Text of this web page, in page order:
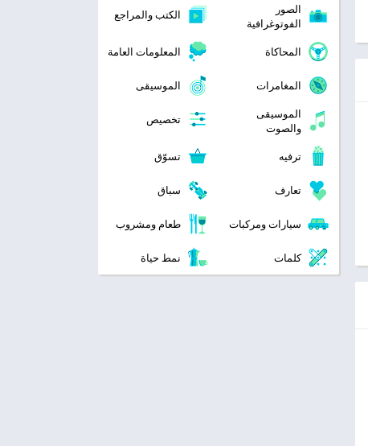
الصور
الفوتوغرافية
الكتب والمراجع
المحاكاة المعلومات العامة
المغامرات
الموسيقى
الموسيقى
والصوت
تخصيص
ترفيه تسوّق
تعارف سباق
سيارات ومركبات طعام ومشروب
كلمات نمط حياة